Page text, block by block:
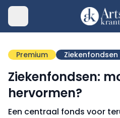
Premium Ziekenfondsen
Ziekenfondsen:
hervormen?
Een centraal fonds voor